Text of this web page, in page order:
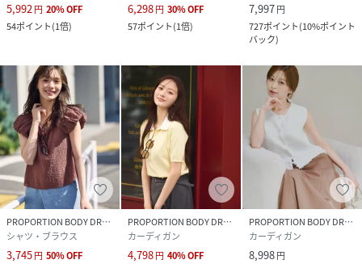
5,992円 20%OFF
54ポイント(1倍)
6,298円 30%OFF
57ポイント(1倍)
7,997円
727ポイント(10%ポイント
バック)
PROPORTION BODY DRESSING
シャツ・ブラウス
3,745円 50%OFF
PROPORTION BODY DRESSING
カーディガン
4,798円 40%OFF
PROPORTION BODY DRESSING
カーディガン
8,998円